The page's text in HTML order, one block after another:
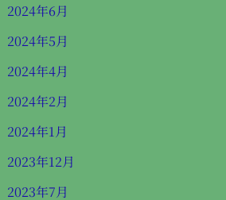
2024年6月
2024年5月
2024年4月
2024年2月
2024年1月
2023年12月
2023年7月